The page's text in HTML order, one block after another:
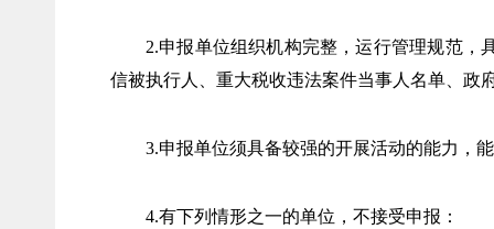
2.申报单位组织机构完整，运行管理规范，
信被执行人、重大税收违法案件当事人名单、政
3.申报单位须具备较强的开展活动的能力，
4.有下列情形之一的单位，不接受申报：